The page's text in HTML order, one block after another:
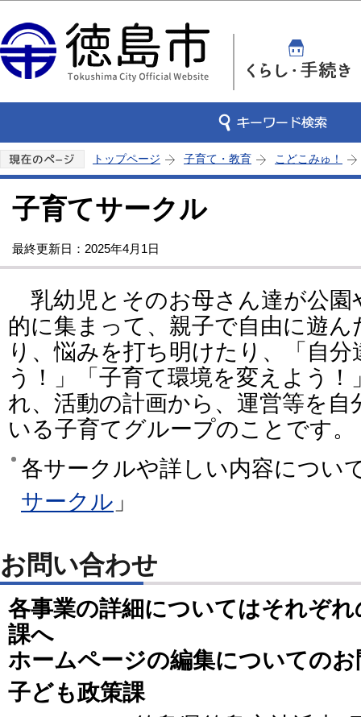
トップページ 子育て・教育 こどこみゅ！
子育てサークル
最終更新日：2025年4月1日
乳幼児とそのお母さん達が公園
的に集まって、親子で自由に遊
り、悩みを打ち明けたり、「自
う！」「子育て環境を変えよう
れ、活動の計画から、運営等を
いる子育てグループのことです。
各サークルや詳しい内容につ
サークル 」
お問い合わせ
各事業の詳細についてはそれぞ
課へ
ホームページの編集についての
子ども政策課